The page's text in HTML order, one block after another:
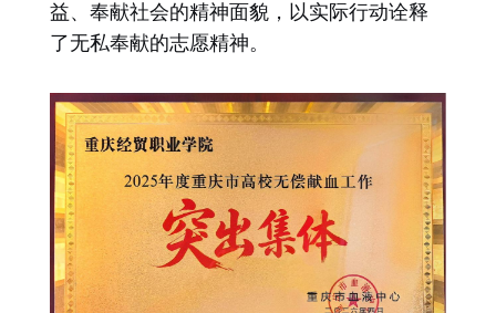
益、奉献社会的精神面貌，以实际行动诠释
了无私奉献的志愿精神。